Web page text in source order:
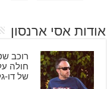
אודות אסי ארנסון
רוכב
חולה
של דו-